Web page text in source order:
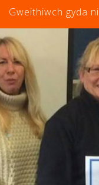
Gweithiwch gyda ni